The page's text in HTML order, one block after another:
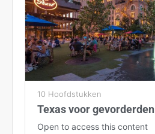
10 Hoofdstukken
Texas voor gevorderden
Open to access this content